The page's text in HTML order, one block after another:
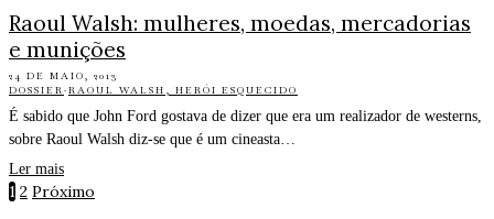
Raoul Walsh: mulheres, moedas, mercadorias
e munições
24 DE MAIO, 2013
DOSSIER·RAOUL WALSH, HERÓI ESQUECIDO
É sabido que John Ford gostava de dizer que era um realizador de westerns,
sobre Raoul Walsh diz-se que é um cineasta…
Ler mais
1 2 Próximo